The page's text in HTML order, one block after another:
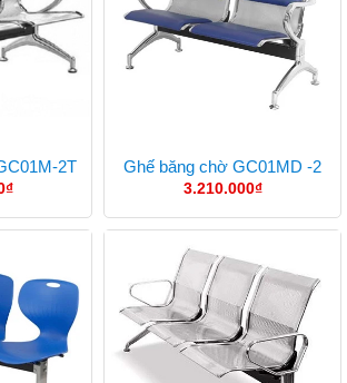
2T
₫
Ghế băng chờ GC01MD -2
3.210.000₫